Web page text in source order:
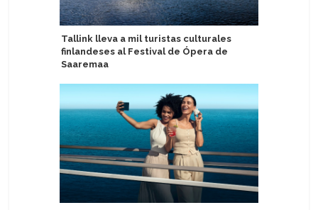
Tallink lleva a mil turistas culturales
finlandeses al Festival de Ópera de
Saaremaa